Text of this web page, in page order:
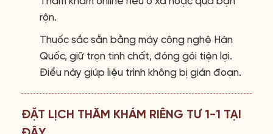
rộn.
Thuốc sắc sẵn bằng máy công nghệ Hàn
Quốc, giữ trọn tinh chất, đóng gói tiện lợi.
Điều này giúp liệu trình không bị gián đoạn.
ĐẶT LỊCH THĂM KHÁM RIÊNG TƯ 1-1 TẠI